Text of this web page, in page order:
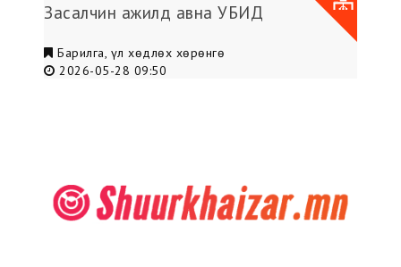
Засалчин ажилд авна УБИД
Барилга, үл хөдлөх хөрөнгө
2026-05-28 09:50